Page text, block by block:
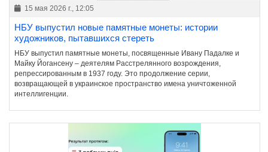
15 мая 2026 г., 12:05
НБУ выпустил новые памятные монеты: истории
художников, пытавшихся стереть
НБУ выпустил памятные монеты, посвященные Ивану Падалке и
Майку Йогансену – деятелям Расстрелянного возрождения,
репрессированным в 1937 году. Это продолжение серии,
возвращающей в украинское пространство имена уничтоженной
интеллигенции.